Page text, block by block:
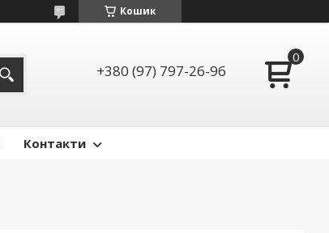
Кошик
+380 (97) 797-26-96
Контакти